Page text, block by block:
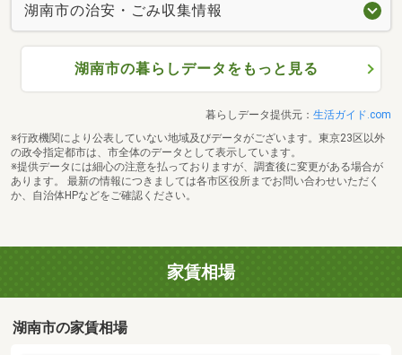
湖南市の治安・ごみ収集情報
湖南市の暮らしデータをもっと見る
暮らしデータ提供元： 生活ガイド.com
※行政機関により公表していない地域及びデータがございます。東京23区以外
の政令指定都市は、市全体のデータとして表示しています。
※提供データには細心の注意を払っておりますが、調査後に変更がある場合が
あります。 最新の情報につきましては各市区役所までお問い合わせいただく
か、自治体HPなどをご確認ください。
家賃相場
湖南市の家賃相場